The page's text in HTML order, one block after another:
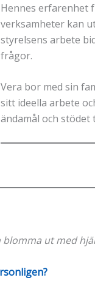
Hennes erfarenhet
verksamheter kan
styrelsens arbete
frågor.
Vera bor med sin
sitt ideella arbete
ändamål och
blomma ut med